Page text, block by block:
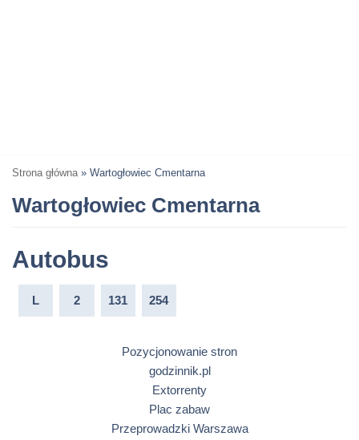
Strona główna » Wartogłowiec Cmentarna
Wartogłowiec Cmentarna
Autobus
L 2 131 254
Pozycjonowanie stron
godzinnik.pl
Extorrenty
Plac zabaw
Przeprowadzki Warszawa